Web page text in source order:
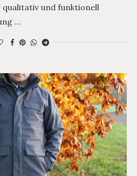
und funktionell
…